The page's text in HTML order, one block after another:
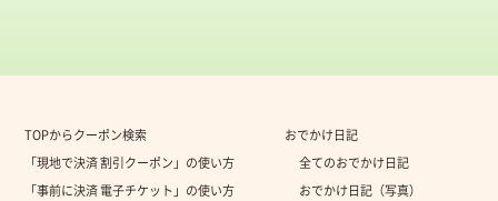
TOPからクーポン検索
「現地で決済 割引クーポン」の使い方
「事前に決済 電子チケット」の使い方
おでかけ日記
全てのおでかけ日記
おでかけ日記（写真）